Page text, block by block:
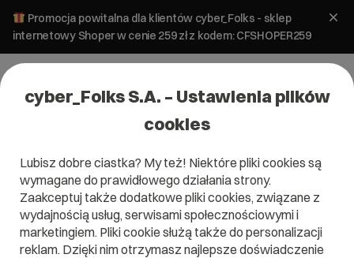
Promocja powitalna dla klientów cyber_Folks - sklep
internetowy Shoper w cenie 259 zł z kodem: CFSHOPER259
Domena .gift
Pokaż prezenty odwiedzającym!
cyber_Folks S.A. – Ustawienia plików
cookies
Lubisz dobre ciastka? My też! Niektóre pliki cookies są
wymagane do prawidłowego działania strony.
Zaakceptuj także dodatkowe pliki cookies, związane z
wydajnością usług, serwisami społecznościowymi i
marketingiem. Pliki cookie służą także do personalizacji
reklam. Dzięki nim otrzymasz najlepsze doświadczenie